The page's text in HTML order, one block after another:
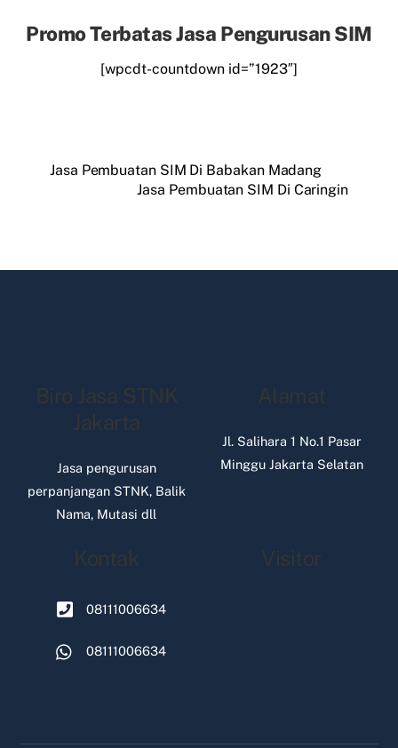
Promo Terbatas Jasa Pengurusan SIM
[wpcdt-countdown id=”1923″]
Jasa Pembuatan SIM Di Babakan Madang
Jasa Pembuatan SIM Di Caringin
Biro Jasa STNK
Jakarta
Jasa pengurusan
perpanjangan STNK, Balik
Nama, Mutasi dll
Alamat
Jl. Salihara 1 No.1 Pasar
Minggu Jakarta Selatan
Kontak
08111006634
08111006634
Visitor